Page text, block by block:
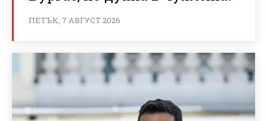
ПЕТЪК, 7 АВГУСТ 2026